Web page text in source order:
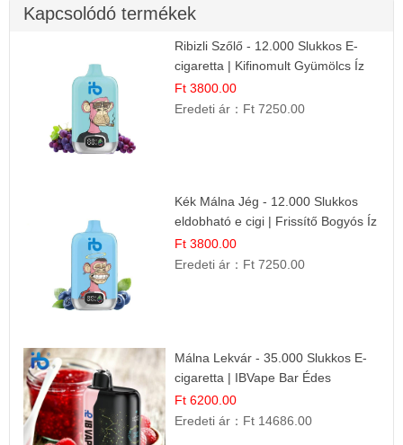
Kapcsolódó termékek
Ribizli Szőlő - 12.000 Slukkos E-
cigaretta | Kifinomult Gyümölcs Íz
Ft 3800.00
Eredeti ár： Ft 7250.00
Kék Málna Jég - 12.000 Slukkos
eldobható e cigi | Frissítő Bogyós Íz
Ft 3800.00
Eredeti ár： Ft 7250.00
Málna Lekvár - 35.000 Slukkos E-
cigaretta | IBVape Bar Édes
Gyümölcs Íz
Ft 6200.00
Eredeti ár： Ft 14686.00